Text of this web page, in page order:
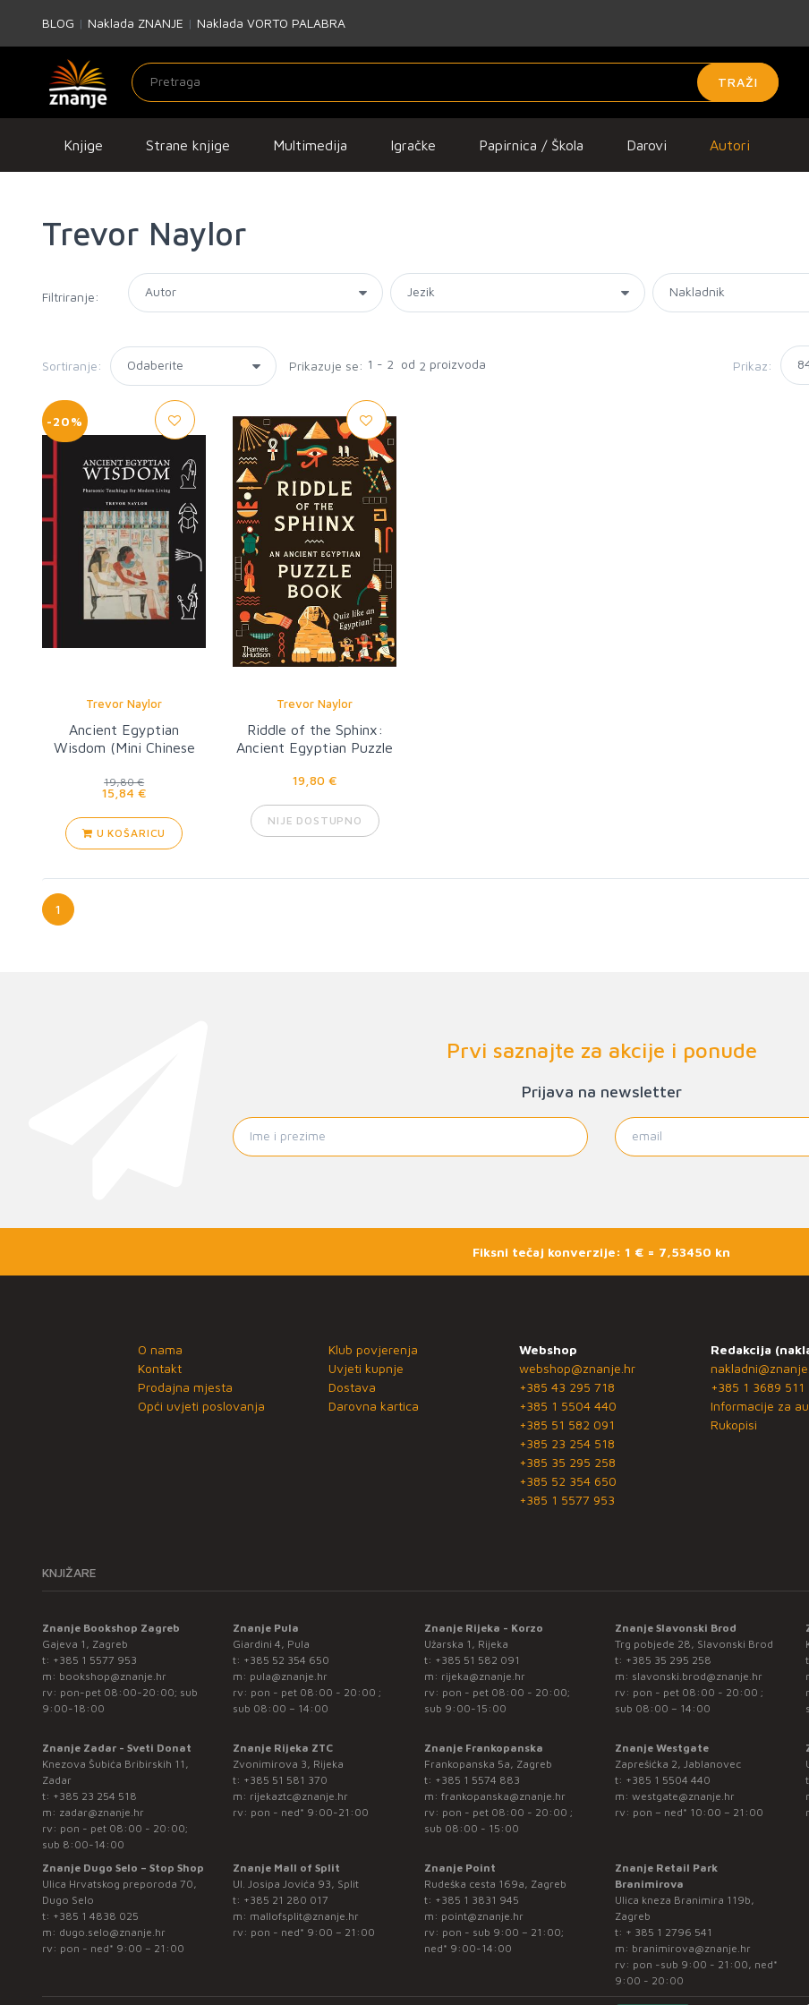
BLOG | Naklada ZNANJE | Naklada VORTO PALABRA
TRAŽI
Knjige Strane knjige Multimedija Igračke Papirnica / Škola Darovi Autori
Trevor Naylor
Filtriranje:
Sortiranje: Prikazuje se: 1 - 2 od 2 proizvoda Prikaz:
-20%
Trevor Naylor
Ancient Egyptian
Wisdom (Mini Chinese
19,80 €
15,84 €
U KOŠARICU
Trevor Naylor
Riddle of the Sphinx:
Ancient Egyptian Puzzle
19,80 €
NIJE DOSTUPNO
1
Prvi saznajte za akcije i ponude
Prijava na newsletter
Fiksni tečaj konverzije: 1 € = 7,53450 kn
O nama
Kontakt
Prodajna mjesta
Opći uvjeti poslovanja
Klub povjerenja
Uvjeti kupnje
Dostava
Darovna kartica
Webshop
webshop@znanje.hr
+385 43 295 718
+385 1 5504 440
+385 51 582 091
+385 23 254 518
+385 35 295 258
+385 52 354 650
+385 1 5577 953
Redakcija
+385 1 3689 511
Informacije za
Rukopisi
KNJIŽARE
Znanje Bookshop Zagreb
Gajeva 1, Zagreb
t: +385 1 5577 953
m: bookshop@znanje.hr
rv: pon-pet 08:00-20:00; sub
9:00-18:00
Znanje Pula
Giardini 4, Pula
t: +385 52 354 650
m: pula@znanje.hr
rv: pon - pet 08:00 - 20:00 ;
sub 08:00 – 14:00
Znanje Rijeka - Korzo
Užarska 1, Rijeka
t: +385 51 582 091
m: rijeka@znanje.hr
rv: pon - pet 08:00 - 20:00;
sub 9:00-15:00
Znanje Slavonski Brod
Trg pobjede 28, Slavonski Brod
t: +385 35 295 258
m: slavonski.brod@znanje.hr
rv: pon - pet 08:00 - 20:00 ;
sub 08:00 – 14:00
Znanje Zadar - Sveti Donat
Knezova Šubića Bribirskih 11,
Zadar
t: +385 23 254 518
m: zadar@znanje.hr
rv: pon - pet 08:00 - 20:00;
sub 8:00-14:00
Znanje Rijeka ZTC
Zvonimirova 3, Rijeka
t: +385 51 581 370
m: rijekaztc@znanje.hr
rv: pon - ned* 9:00-21:00
Znanje Frankopanska
Frankopanska 5a, Zagreb
t: +385 1 5574 883
m: frankopanska@znanje.hr
rv: pon - pet 08:00 - 20:00 ;
sub 08:00 - 15:00
Znanje Westgate
Zaprešićka 2, Jablanovec
t: +385 1 5504 440
m: westgate@znanje.hr
rv: pon – ned* 10:00 – 21:00
Znanje Dugo Selo – Stop Shop
Ulica Hrvatskog preporoda 70,
Dugo Selo
t: +385 1 4838 025
m: dugo.selo@znanje.hr
rv: pon - ned* 9:00 – 21:00
Znanje Mall of Split
Ul. Josipa Jovića 93, Split
t: +385 21 280 017
m: mallofsplit@znanje.hr
rv: pon - ned* 9:00 – 21:00
Znanje Point
Rudeška cesta 169a, Zagreb
t: +385 1 3831 945
m: point@znanje.hr
rv: pon - sub 9:00 – 21:00;
ned* 9:00-14:00
Znanje Retail Park
Branimirova
Ulica kneza Branimira 119b,
Zagreb
t: + 385 1 2796 541
m: branimirova@znanje.hr
rv: pon -sub 9:00 - 21:00, ned*
9:00 - 20:00